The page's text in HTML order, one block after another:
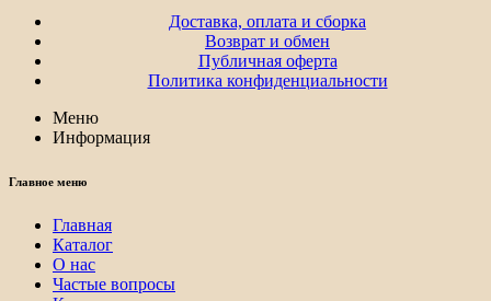
Доставка, оплата и сборка
Возврат и обмен
Публичная оферта
Политика конфиденциальности
Меню
Информация
Главное меню
Главная
Каталог
О нас
Частые вопросы